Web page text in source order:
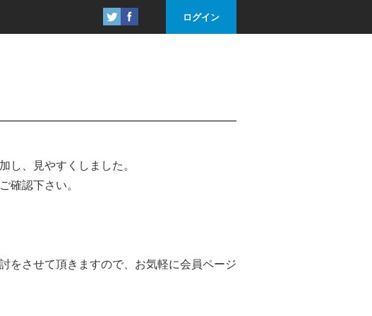
ログイン
し、見やすくしました。
確認下さい。
をさせて頂きますので、お気軽に会員ページ